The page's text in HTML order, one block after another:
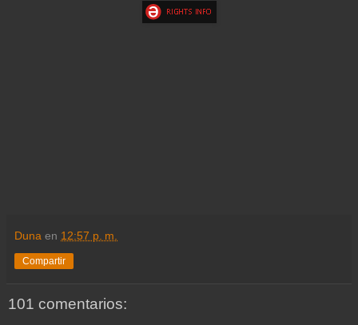
Duna en 12:57 p. m.
Compartir
101 comentarios: